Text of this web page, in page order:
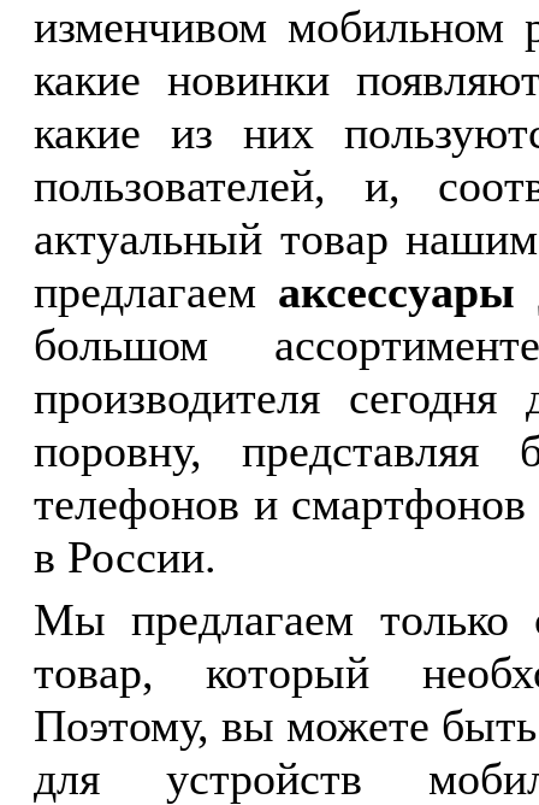
изменчивом мобильном
какие новинки
какие из них
пользователей, и,
актуальный товар
предлагаем
большом
производителя
поровну,
телефонов и
в России.
Мы предлагаем только
товар, который
Поэтому, вы можете
для устройств